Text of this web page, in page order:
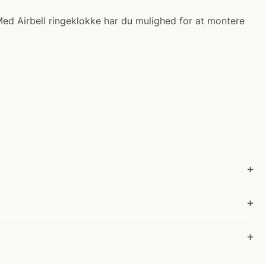
Airbell ringeklokke har du mulighed for at montere